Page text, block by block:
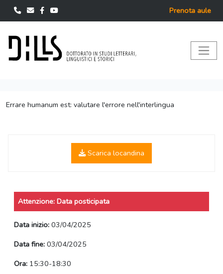
Prenota aule
Errare humanum est: valutare l'errore nell'interlingua
Scarica locandina
Attenzione: Data posticipata
Data inizio: 03/04/2025
Data fine: 03/04/2025
Ora: 15:30-18:30